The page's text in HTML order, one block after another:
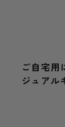
ご自宅用
ジュアル